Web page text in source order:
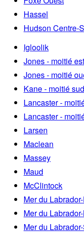
Hassel
Hudson Centre-
Igloolik
Jones - moitié est
Jones - moitié
Kane - moitié sud
Lancaster -
Lancaster -
Larsen
Maclean
Massey
Maud
McClintock
Mer du
Mer du
Mer du